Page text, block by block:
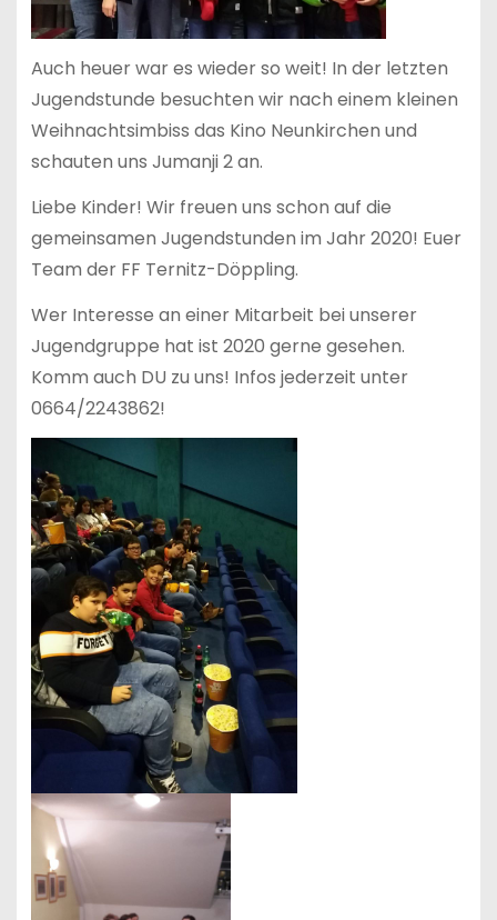
Auch heuer war es wieder so weit! In der letzten
Jugendstunde besuchten wir nach einem kleinen
Weihnachtsimbiss das Kino Neunkirchen und
schauten uns Jumanji 2 an.
Liebe Kinder! Wir freuen uns schon auf die
gemeinsamen Jugendstunden im Jahr 2020! Euer
Team der FF Ternitz-Döppling.
Wer Interesse an einer Mitarbeit bei unserer
Jugendgruppe hat ist 2020 gerne gesehen.
Komm auch DU zu uns! Infos jederzeit unter
0664/2243862!